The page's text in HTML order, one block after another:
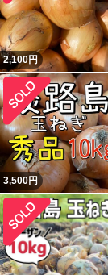
2,100円
3,500円